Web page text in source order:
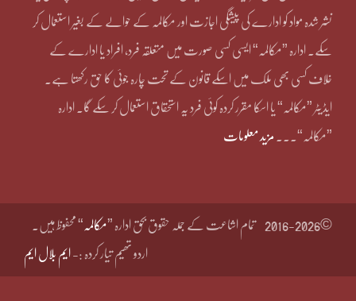
نشر شدہ مواد کو ادارے کی پیشگی اجازت اور مکالمہ کے حوالے کے بغیر استعمال کر
سکے۔ ادارہ ”مکالمہ“ ایسی کسی صورت میں متعلقہ فرد، افراد یا ادارے کے
خلاف کسی بھی ملک میں اسکے قانون کے تحت چارہ جوئی کا حق رکھتا ہے۔
ایڈیٹر ”مکالمہ“ یا اسکا مقرر کردہ کوئی فرد یہ استحقاق استعمال کر سکے گا۔ ادارہ
”مکالمہ“۔۔۔ مزید معلومات
©2016-2026 تمام اشاعت کے جملہ حقوق بحق ادارہ ”مکالمہ “ محفوظ ہیں۔
اردو تھیم تیار کردہ :- ایم بلال ایم